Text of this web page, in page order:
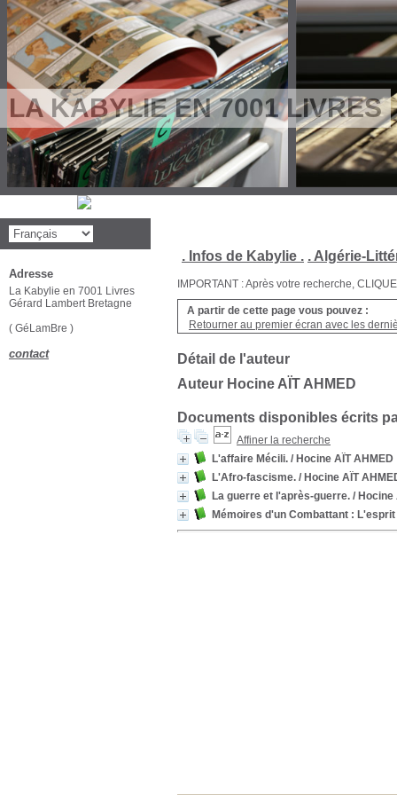
LA KABYLIE EN 7001 LIVRES
. Infos de Kabylie . . Algérie-
IMPORTANT : Après votre recherche,
A partir de cette page vous pouvez :
Retourner au premier écran avec les
Détail de l'auteur
Auteur Hocine AÏT AHMED
Documents disponibles écrits
Affiner la recherche
L'affaire Mécili. / Hocine AÏT AHMED
L'Afro-fascisme. / Hocine AÏT
La guerre et l'après-guerre. / Hocine
Mémoires d'un Combattant :
Adresse
La Kabylie en 7001 Livres
Gérard Lambert Bretagne
( GéLamBre )
contact